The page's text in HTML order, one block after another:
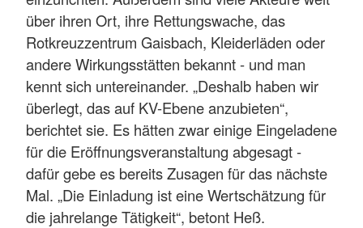
über ihren Ort, ihre Rettungswache, das
Rotkreuzzentrum Gaisbach, Kleiderläden oder
andere Wirkungsstätten bekannt - und man
kennt sich untereinander. „Deshalb haben wir
überlegt, das auf KV-Ebene anzubieten“,
berichtet sie. Es hätten zwar einige Eingeladene
für die Eröffnungsveranstaltung abgesagt -
dafür gebe es bereits Zusagen für das nächste
Mal. „Die Einladung ist eine Wertschätzung für
die jahrelange Tätigkeit“, betont Heß.